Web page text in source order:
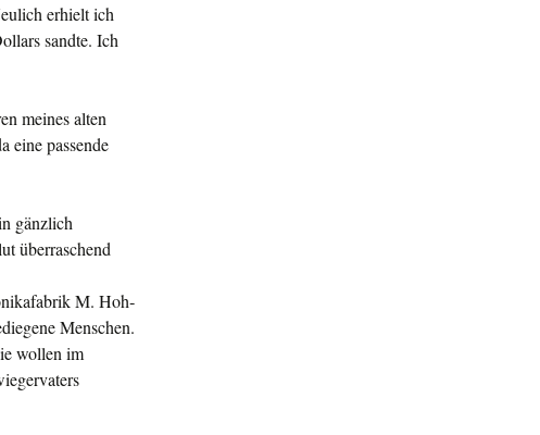
erhielt ich
sandte. Ich
meines alten
eine pas­sende
gänzlich
überraschend
M. Hoh­
Menschen.
wollen im